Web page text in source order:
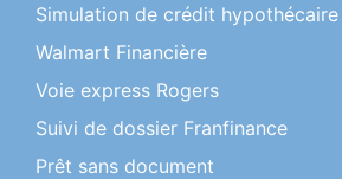
Simulation de crédit
Walmart Financière
Voie express Rogers
Suivi de dossier Franfinance
Prêt sans document